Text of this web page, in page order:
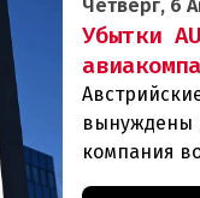
Четверг, 6
Убытки
вынуждены
компания
Вена —